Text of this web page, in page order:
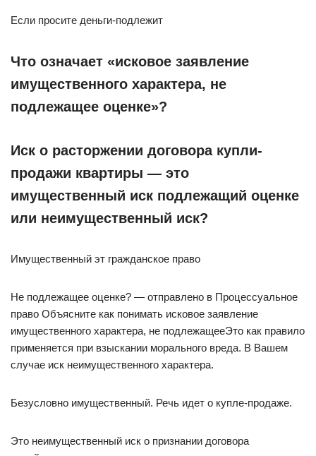
Если просите деньги-подлежит
Что означает «исковое заявление
имущественного характера, не
подлежащее оценке»?
Иск о расторжении договора купли-
продажи квартиры — это
имущественный иск подлежащий оценке
или неимущественный иск?
Имущественный эт гражданское право
Не подлежащее оценке? — отправлено в Процессуальное
право Объясните как понимать исковое заявление
имущественного характера, не подлежащееЭто как правило
применяется при взыскании морального вреда. В Вашем
случае иск неимущественного характера.
Безусловно имущественный. Речь идет о купле-продаже.
Это неимущественный иск о признании договора